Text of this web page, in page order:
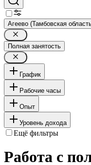
Агеево (Тамбовская
Полная занятость
График
Рабочие часы
Опыт
Уровень дохода
Ещё фильтры
Работа с